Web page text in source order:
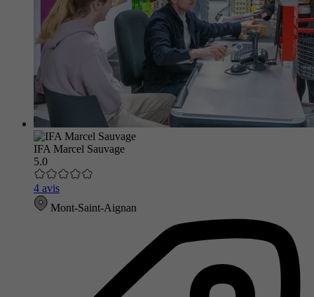
IFA Marcel Sauvage
5.0
4 avis
Mont-Saint-Aignan